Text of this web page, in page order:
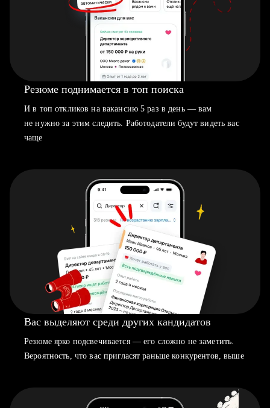
Резюме поднимается в топ поиска
И в топ откликов на вакансию 5 раз в день — вам
не нужно за этим следить. Работодатели будут видеть вас
чаще
Вас выделяют среди других кандидатов
Резюме ярко подсвечивается — его сложно не заметить.
Вероятность, что вас пригласят раньше конкурентов, выше